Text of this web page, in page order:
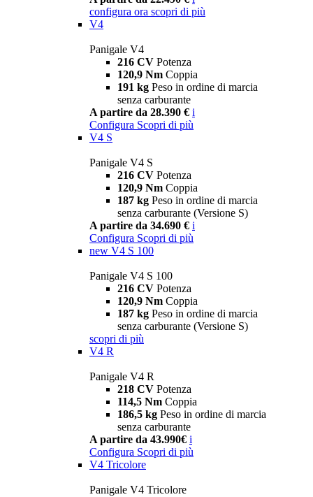
configura ora scopri di più
V4
Panigale V4
216 CV Potenza
120,9 Nm Coppia
191 kg Peso in ordine di marcia
senza carburante
A partire da 28.390 € i
Configura Scopri di più
V4 S
Panigale V4 S
216 CV Potenza
120,9 Nm Coppia
187 kg Peso in ordine di marcia
senza carburante (Versione S)
A partire da 34.690 € i
Configura Scopri di più
new V4 S 100
Panigale V4 S 100
216 CV Potenza
120,9 Nm Coppia
187 kg Peso in ordine di marcia
senza carburante (Versione S)
scopri di più
V4 R
Panigale V4 R
218 CV Potenza
114,5 Nm Coppia
186,5 kg Peso in ordine di marcia
senza carburante
A partire da 43.990€ i
Configura Scopri di più
V4 Tricolore
Panigale V4 Tricolore